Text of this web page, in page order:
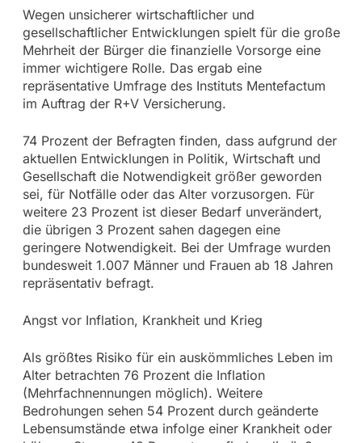
Wegen unsicherer wirtschaftlicher und
gesellschaftlicher Entwicklungen spielt für die große
Mehrheit der Bürger die finanzielle Vorsorge eine
immer wichtigere Rolle. Das ergab eine
repräsentative Umfrage des Instituts Mentefactum
im Auftrag der R+V Versicherung.
74 Prozent der Befragten finden, dass aufgrund der
aktuellen Entwicklungen in Politik, Wirtschaft und
Gesellschaft die Notwendigkeit größer geworden
sei, für Notfälle oder das Alter vorzusorgen. Für
weitere 23 Prozent ist dieser Bedarf unverändert,
die übrigen 3 Prozent sahen dagegen eine
geringere Notwendigkeit. Bei der Umfrage wurden
bundesweit 1.007 Männer und Frauen ab 18 Jahren
repräsentativ befragt.
Angst vor Inflation, Krankheit und Krieg
Als größtes Risiko für ein auskömmliches Leben im
Alter betrachten 76 Prozent die Inflation
(Mehrfachnennungen möglich). Weitere
Bedrohungen sehen 54 Prozent durch geänderte
Lebensumstände etwa infolge einer Krankheit oder